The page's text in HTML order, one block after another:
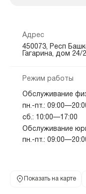
Адрес
450073, Респ
Гагарина, дом 24/2
Режим работы
Обслуживание
пн.-пт.:
сб.: 10:00—17:00
Обслуживание
пн.-пт.:
Показать на карте